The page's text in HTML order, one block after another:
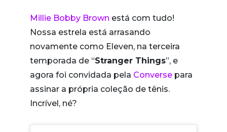
Millie Bobby Brown está com tudo!
Nossa estrela está arrasando
novamente como Eleven, na terceira
temporada de “Stranger Things”, e
agora foi convidada pela Converse para
assinar a própria coleção de tênis.
Incrível, né?